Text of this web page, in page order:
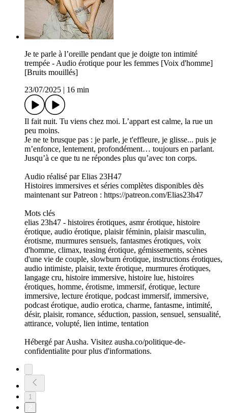
Je te parle à l’oreille pendant que je doigte ton intimité
trempée - Audio érotique pour les femmes [Voix d'homme]
[Bruits mouillés]
23/07/2025
16 min
Il fait nuit. Tu viens chez moi. L’appart est calme, la rue un
peu moins.
Je ne te brusque pas : je parle, je t'effleure, je glisse... puis je
m’enfonce, lentement, profondément… toujours en parlant.
Jusqu’à ce que tu ne répondes plus qu’avec ton corps.
Audio réalisé par Elias 23H47
Histoires immersives et séries complètes disponibles dès
maintenant sur Patreon : https://patreon.com/Elias23h47
Mots clés
elias 23h47 - histoires érotiques, asmr érotique, histoire
érotique, audio érotique, plaisir féminin, plaisir masculin,
érotisme, murmures sensuels, fantasmes érotiques, voix
d'homme, climax, teasing érotique, gémissements, scènes
d'une vie de couple, slowburn érotique, instructions érotiques,
audio intimiste, plaisir, texte érotique, murmures érotiques,
langage cru, histoire immersive, histoire lue, histoires
érotiques, homme, érotisme, immersif, érotique, lecture
immersive, lecture érotique, podcast immersif, immersive,
podcast érotique, audio erotica, charme, fantasme, intimité,
désir, plaisir, romance, séduction, passion, sensuel, sensualité,
attirance, volupté, lien intime, tentation
Hébergé par Ausha. Visitez ausha.co/politique-de-
confidentialite pour plus d'informations.
1